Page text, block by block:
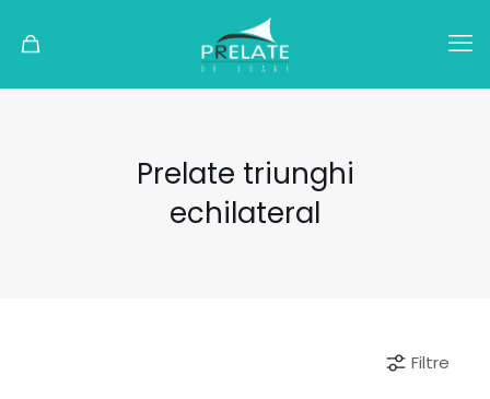
Prelate triunghi
echilateral
Filtre